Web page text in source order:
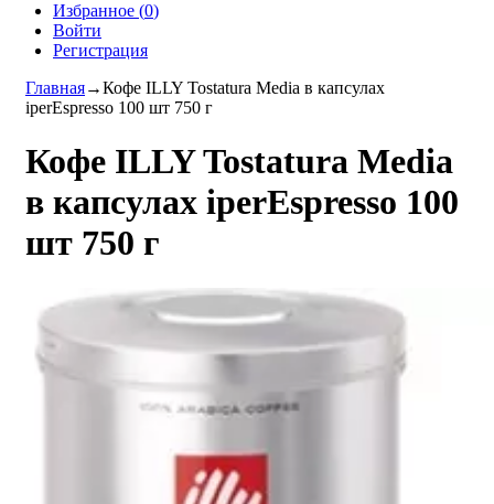
Избранное (0)
Войти
Регистрация
Главная→Кофе ILLY Tostatura Media в капсулах
iperEspresso 100 шт 750 г
Кофе ILLY Tostatura Media
в капсулах iperEspresso 100
шт 750 г